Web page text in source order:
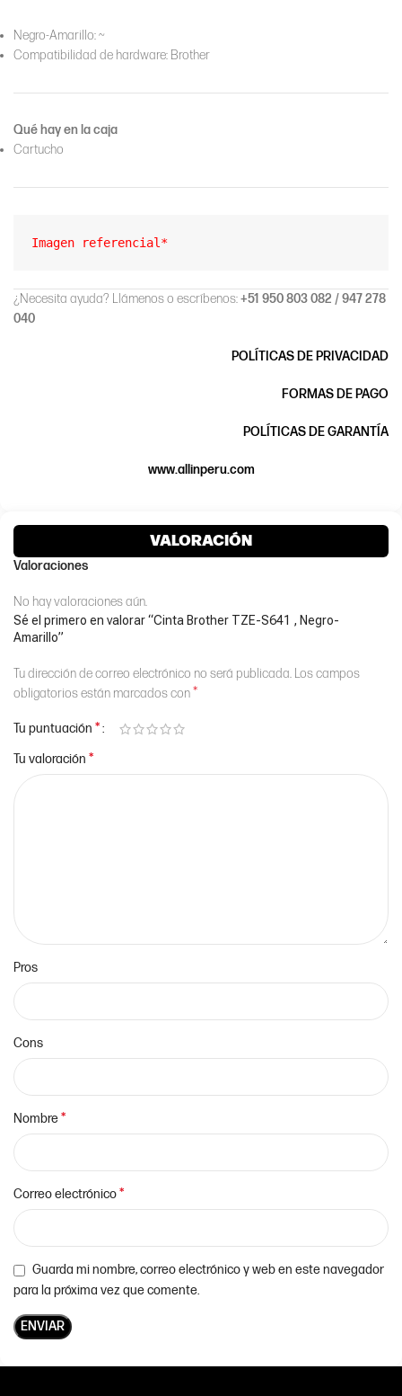
Negro-Amarillo: ~
Compatibilidad de hardware: Brother
Qué hay en la caja
Cartucho
Imagen referencial*
¿Necesita ayuda? Llámenos o escríbenos:+51 950 803 082 / 947 278
040
POLÍTICAS DE PRIVACIDAD
FORMAS DE PAGO
POLÍTICAS DE GARANTÍA
www.allinperu.com
VALORACIÓN
Valoraciones
No hay valoraciones aún.
Sé el primero en valorar “Cinta Brother TZE-S641 , Negro-
Amarillo”
Tu dirección de correo electrónico no será publicada. Los campos
obligatorios están marcados con*
Tu puntuación *
Tu valoración *
Pros
Cons
Nombre*
Correo electrónico*
Guarda mi nombre, correo electrónico y web en este navegador
para la próxima vez que comente.